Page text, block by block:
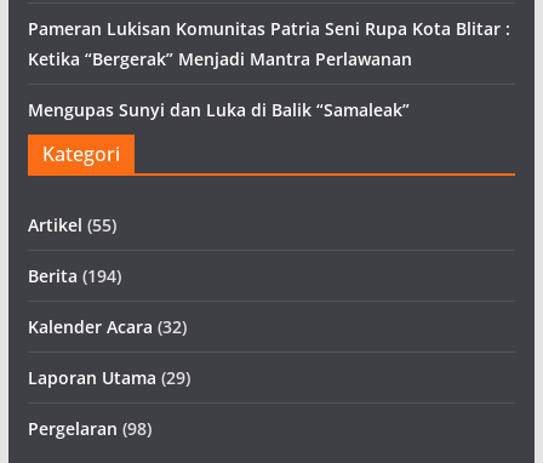
Pameran Lukisan Komunitas Patria Seni Rupa Kota Blitar :
Ketika “Bergerak” Menjadi Mantra Perlawanan
Mengupas Sunyi dan Luka di Balik “Samaleak”
Kategori
Artikel (55)
Berita (194)
Kalender Acara (32)
Laporan Utama (29)
Pergelaran (98)